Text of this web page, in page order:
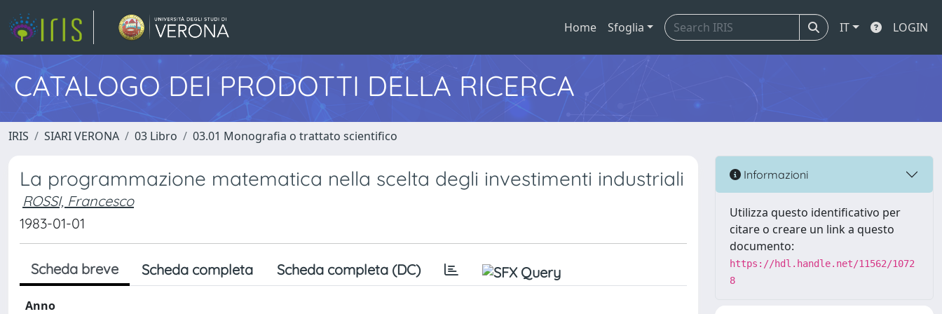
Home Sfoglia IT LOGIN
CATALOGO DEI PRODOTTI DELLA RICERCA
IRIS SIARI VERONA 03 Libro 03.01 Monografia o trattato scientifico
La programmazione matematica nella scelta degli investimenti industriali
ROSSI, Francesco
1983-01-01
Scheda breve Scheda completa Scheda completa (DC)
Anno
Informazioni
Utilizza questo identificativo per
citare o creare un link a questo
documento:
https://hdl.handle.net/11562/1072
8